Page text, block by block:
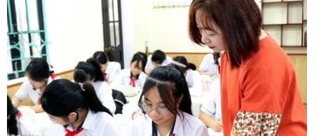
Tập đoàn Đèo Cả đang là nhà đầu tư, nhà thầu thi công hàng
loạt các dự án giao thông trọng điểm quốc gia. (Ảnh:
PV/Vietnam+)
Tập đoàn Đèo Cả sẽ chủ động tham gia vào các
dự án hạ tầng giao thông trọng điểm của quốc